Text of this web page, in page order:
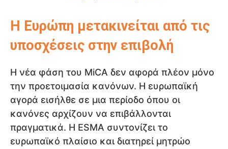
Η Ευρώπη μετακινείται από τις
υποσχέσεις στην επιβολή
Η νέα φάση του MiCA δεν αφορά πλέον μόνο
την προετοιμασία κανόνων. Η ευρωπαϊκή
αγορά εισήλθε σε μια περίοδο όπου οι
κανόνες αρχίζουν να επιβάλλονται
πραγματικά. Η ESMA συντονίζει το
ευρωπαϊκό πλαίσιο και διατηρεί μητρώο